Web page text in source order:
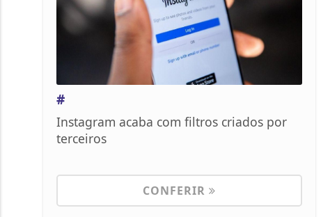
#
Instagram acaba com filtros criados por
terceiros
CONFERIR